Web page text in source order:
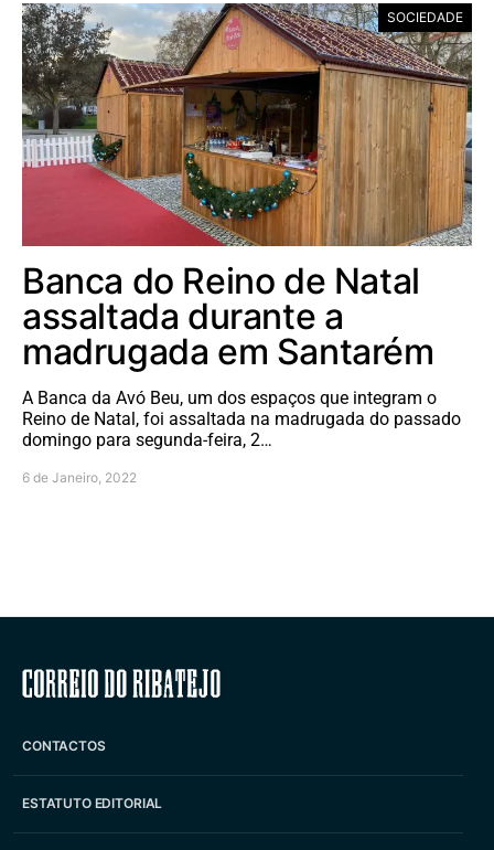
SOCIEDADE
Banca do Reino de Natal
assaltada durante a
madrugada em Santarém
A Banca da Avó Beu, um dos espaços que integram o
Reino de Natal, foi assaltada na madrugada do passado
domingo para segunda-feira, 2…
6 de Janeiro, 2022
Correio do Ribatejo
CONTACTOS
ESTATUTO EDITORIAL